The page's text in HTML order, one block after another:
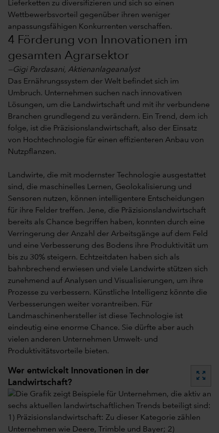
Lieferketten zu diversifizieren und sich so einen
Wettbewerbsvorteil gegenüber ihren weniger
anpassungsfähigen Konkurrenten verschaffen.
4 Förderung von Innovationen im
gesamten Agrarsektor
—Gigi Pardasani, Aktienanlageanalyst
Das Ernährungssystem der Welt befindet sich im
Umbruch. Unternehmen suchen nach innovativen
Lösungen, um die Landwirtschaft und mit ihr verbundene
Branchen grundlegend zu verändern. Ein Trend, dem ich
folge, ist die Präzisionslandwirtschaft, also der Einsatz
von Hochtechnologie für einen effizienteren Anbau von
Nutzpflanzen.
Landwirte, die mit modernster Technologie ausgestattet
sind, die maschinelles Lernen, Geolokalisierung und
Sensoren nutzen, können intelligentere Entscheidungen
für ihre Felder treffen. Jene, die Präzisionslandwirtschaft
bereits als Chance begriffen haben, konnten durch eine
Verringerung der Anzahl der Arbeitsgänge auf dem Feld
und eine Verbesserung des Bodens ihre Produktivität um
bis zu 30% steigern. Echtzeitdaten haben sich als
bahnbrechend erwiesen und viele Landwirte stützen sich
zunehmend auf Analysen und Visualisierungen, um ihre
Prozesse zu verbessern. Künstliche Intelligenz könnte die
Verbesserungen weiter vorantreiben. Für
Landmaschinenhersteller ist diese Technologie ist
eindeutig eine enorme Chance. Sie dürfte aber auch
vielen anderen Unternehmen Umwelt- und
Produktivitätsvorteile bieten.
Wer entwickelt Innovationen in der
Landwirtschaft?
zoom_out_map